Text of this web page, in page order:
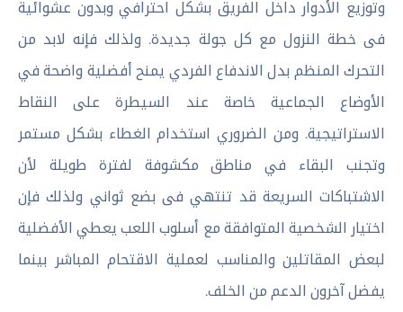
وتوزيع الأدوار داخل الفريق بشكل احترافي وبدون عشوائية
فى خطة النزول مع كل جولة جديدة. ولذلك فإنه لابد من
التحرك المنظم بدل الاندفاع الفردي يمنح أفضلية واضحة في
الأوضاع الجماعية خاصة عند السيطرة على النقاط
الاستراتيجية. ومن الضروري استخدام الغطاء بشكل مستمر
وتجنب البقاء في مناطق مكشوفة لفترة طويلة لأن
الاشتباكات السريعة قد تنتهي فى بضع ثواني ولذلك فإن
اختيار الشخصية المتوافقة مع أسلوب اللعب يعطي الأفضلية
لبعض المقاتلين والمناسب لعملية الاقتحام المباشر بينما
يفضل آخرون الدعم من الخلف.